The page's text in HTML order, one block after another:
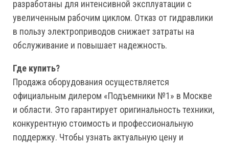
разработаны для интенсивной эксплуатации с
увеличенным рабочим циклом. Отказ от гидравлики
в пользу электроприводов снижает затраты на
обслуживание и повышает надежность.
Где купить?
Продажа оборудования осуществляется
официальным дилером «Подъемники №1» в Москве
и области. Это гарантирует оригинальность техники,
конкурентную стоимость и профессиональную
поддержку. Чтобы узнать актуальную цену и